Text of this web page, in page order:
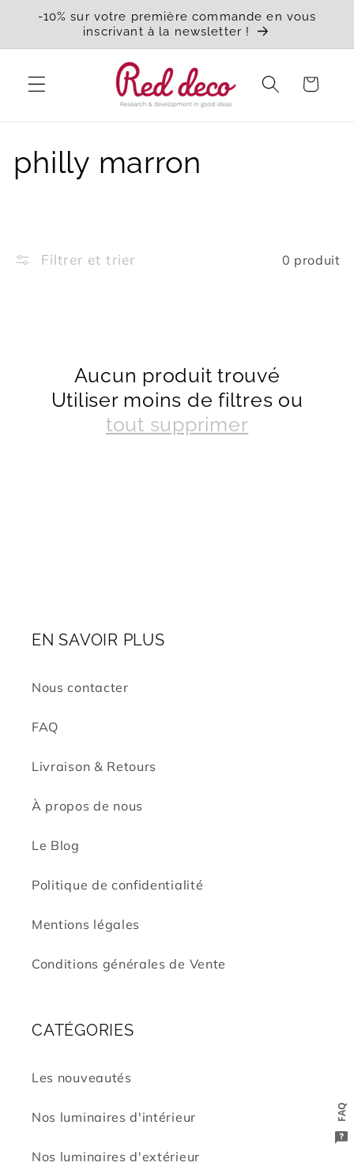
passer
contenu
-10% sur votre première commande en vous
inscrivant à la newsletter !
Panier
C
l
philly marron
Filtrer et trier 0 produit
Aucun produit trouvé
Utiliser moins de filtres ou
tout supprimer
EN SAVOIR PLUS
Nous contacter
FAQ
Livraison & Retours
À propos de nous
Le Blog
Politique de confidentialité
Mentions légales
Conditions générales de Vente
CATÉGORIES
Les nouveautés
Nos luminaires d'intérieur
Nos luminaires d'extérieur
FAQ